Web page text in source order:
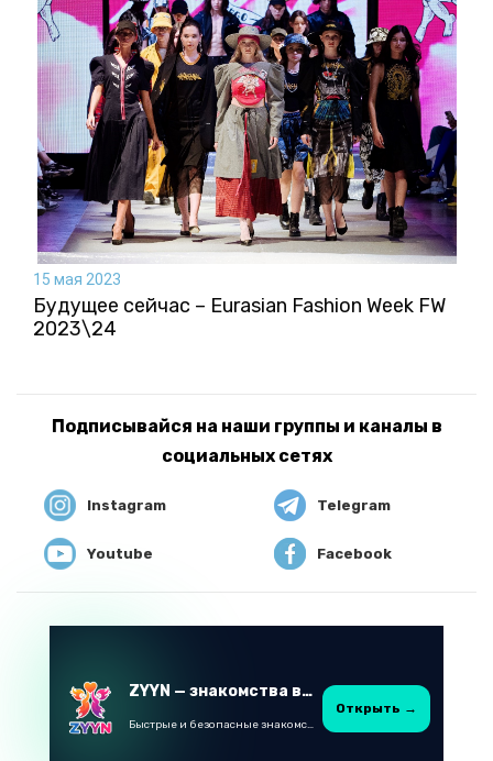
15 мая 2023
Будущее сейчас – Eurasian Fashion Week FW
2023\24
Подписывайся на наши группы и каналы в
социальных сетях
Instagram Telegram
Youtube Facebook
ZYYN — знакомства в Казахстане
Быстрые и безопасные знакомства в Telegram
Открыть →